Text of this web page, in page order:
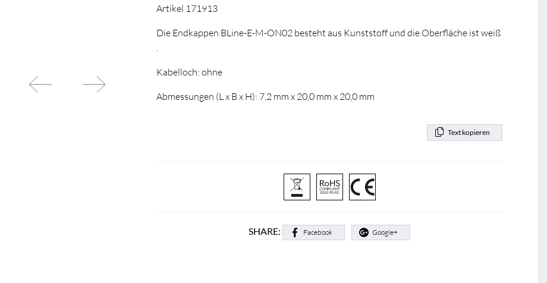
Artikel 171913
Die Endkappen BLine-E-M-ON02 besteht aus Kunststoff und die Oberfläche ist weiß
.
Kabelloch: ohne
Abmessungen (L x B x H): 7,2 mm x 20,0 mm x 20,0 mm
Text kopieren
SHARE: Facebook Google+